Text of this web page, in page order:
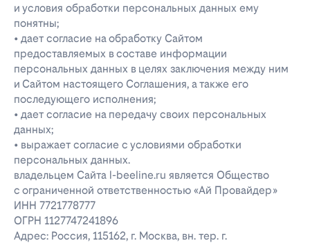
и условия обработки персональных данных ему
понятны;
• дает согласие на обработку Сайтом
предоставляемых в составе информации
персональных данных в целях заключения между ним
и Сайтом настоящего Соглашения, а также его
последующего исполнения;
• дает согласие на передачу своих персональных
данных;
• выражает согласие с условиями обработки
персональных данных.
владельцем Сайта l-beeline.ru является Общество
с ограниченной ответственностью «Ай Провайдер»
ИНН 7721778777
ОГРН 1127747241896
Адрес: Россия, 115162, г. Москва, вн. тер. г.